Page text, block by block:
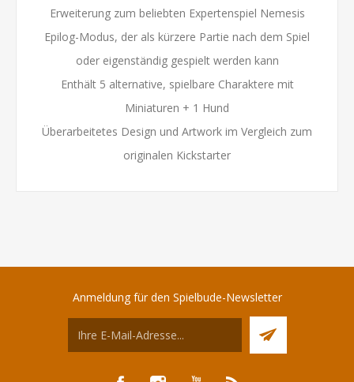
Erweiterung zum beliebten Expertenspiel Nemesis
Epilog-Modus, der als kürzere Partie nach dem Spiel
oder eigenständig gespielt werden kann
Enthält 5 alternative, spielbare Charaktere mit
Miniaturen + 1 Hund
Überarbeitetes Design und Artwork im Vergleich zum
originalen Kickstarter
Anmeldung für den Spielbude-Newsletter